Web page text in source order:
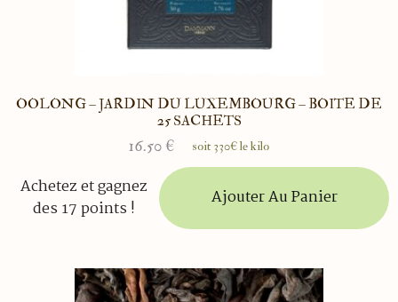
OOLONG – JARDIN DU LUXEMBOURG – BOITE DE
25 SACHETS
16.50 € soit 330€ le kilo
Achetez et gagnez
des 17 points !
Ajouter Au Panier